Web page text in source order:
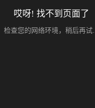
哎呀! 找不到页面了
检查您的网络环境，稍后再试...